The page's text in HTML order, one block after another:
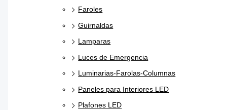
Faroles
Guirnaldas
Lamparas
Luces de Emergencia
Luminarias-Farolas-Columnas
Paneles para Interiores LED
Plafones LED